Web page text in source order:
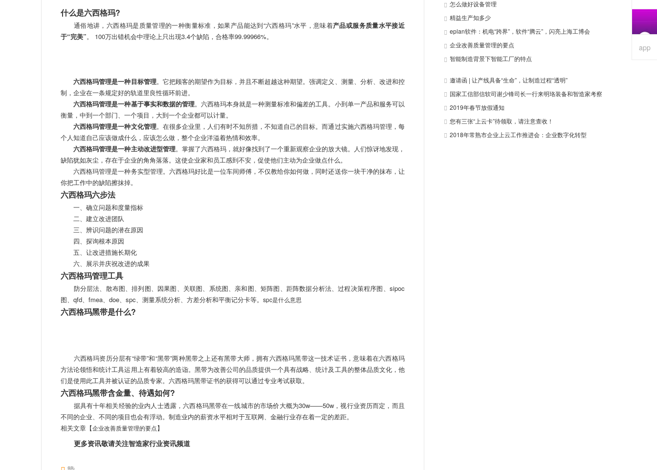
什么是六西格玛?
通俗地讲，六西格玛是质量管理的一种衡量标准，如果产品能达到“六西格玛”水平，意味着产品或服务质量水平接近
于“完美”。 100万出错机会中理论上只出现3.4个缺陷，合格率99.99966%。
六西格玛管理是一种目标管理。它把顾客的期望作为目标，并且不断超越这种期望。强调定义、测量、分析、改进和控
制，企业在一条规定好的轨道里良性循环前进。
六西格玛管理是一种基于事实和数据的管理。六西格玛本身就是一种测量标准和偏差的工具。小到单一产品和服务可以
衡量，中到一个部门、一个项目，大到一个企业都可以计量。
六西格玛管理是一种文化管理。在很多企业里，人们有时不知所措，不知道自己的目标。而通过实施六西格玛管理，每
个人知道自己应该做成什么，应该怎么做，整个企业洋溢着热情和效率。
六西格玛管理是一种主动改进型管理。掌握了六西格玛，就好像找到了一个重新观察企业的放大镜。人们惊讶地发现，
缺陷犹如灰尘，存在于企业的角角落落。这使企业家和员工感到不安，促使他们主动为企业做点什么。
六西格玛管理是一种务实型管理。六西格玛好比是一位车间师傅，不仅教给你如何做，同时还送你一块干净的抹布，让
你把工作中的缺陷擦抹掉。
六西格玛六步法
一、确立问题和度量指标
二、建立改进团队
三、辨识问题的潜在原因
四、探询根本原因
五、让改进措施长期化
六、展示并庆祝改进的成果
六西格玛管理工具
防分层法、散布图、排列图、因果图、关联图、系统图、亲和图、矩阵图、距阵数据分析法、过程决策程序图、sipoc
图、qfd、fmea、doe、spc、测量系统分析、方差分析和平衡记分卡等。spc是什么意思
六西格玛黑带是什么?
六西格玛资历分层有“绿带”和“黑带”两种黑带之上还有黑带大师，拥有六西格玛黑带这一技术证书，意味着在六西格玛
方法论领悟和统计工具运用上有着较高的造诣。黑带为改善公司的品质提供一个具有战略、统计及工具的整体品质文化，他
们是使用此工具并被认证的品质专家。六西格玛黑带证书的获得可以通过专业考试获取。
六西格玛黑带含金量、待遇如何?
据具有十年相关经验的业内人士透露，六西格玛黑带在一线城市的市场价大概为30w——50w，视行业资历而定，而且
不同的企业、不同的项目也会有浮动。制造业内的薪资水平相对于互联网、金融行业存在着一定的差距。
相关文章【企业改善质量管理的要点】
更多资讯敬请关注智造家行业资讯频道
怎么做好设备管理
精益生产知多少
eplan软件：机电“跨界”，软件“腾云”，闪亮上海工博会
企业改善质量管理的要点
智能制造背景下智能工厂的特点
邀请函 | 让产线具备“生命”，让制造过程“透明”
国家工信部信软司谢少锋司长一行来明珞装备和智造家考察
2019年春节放假通知
您有三张“上云卡”待领取，请注意查收！
2018年常熟市企业上云工作推进会：企业数字化转型
app